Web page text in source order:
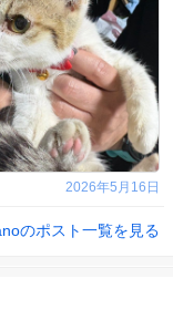
2026年5月16日
のポスト一覧を見る